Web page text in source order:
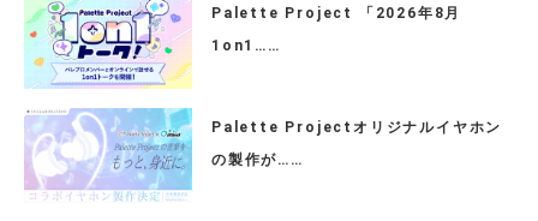
Palette Project 「2026年8月
1on1……
Palette Projectオリジナルイヤホン
の製作が……